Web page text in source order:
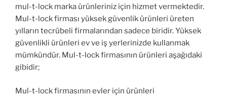
mul-t-lock marka ürünleriniz için hizmet vermektedir.
Mul-t-lock firması yüksek güvenlik ürünleri üreten
yılların tecrübeli firmalarından sadece biridir. Yüksek
güvenlikli ürünleri ev ve iş yerlerinizde kullanmak
mümkündür. Mul-t-lock firmasının ürünleri aşağıdaki
gibidir;
Mul-t-lock firmasının evler için ürünleri